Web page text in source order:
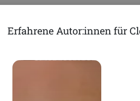
Erfahrene Autor:innen für